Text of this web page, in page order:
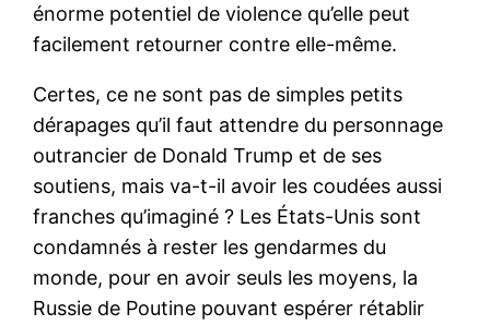
énorme potentiel de violence qu’elle peut
facilement retourner contre elle-même.
Certes, ce ne sont pas de simples petits
dérapages qu’il faut attendre du personnage
outrancier de Donald Trump et de ses
soutiens, mais va-t-il avoir les coudées aussi
franches qu’imaginé ? Les États-Unis sont
condamnés à rester les gendarmes du
monde, pour en avoir seuls les moyens, la
Russie de Poutine pouvant espérer rétablir